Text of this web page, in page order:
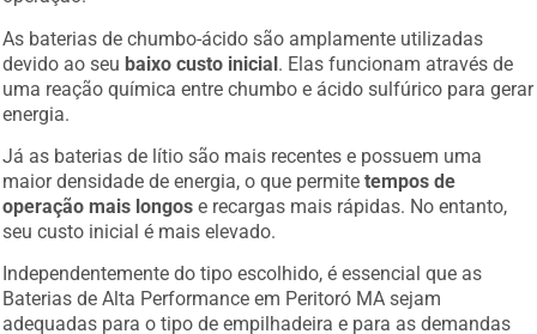
As baterias de chumbo-ácido são amplamente utilizadas
devido ao seu baixo custo inicial . Elas funcionam através de
uma reação química entre chumbo e ácido sulfúrico para gerar
energia.
Já as baterias de lítio são mais recentes e possuem uma
maior densidade de energia, o que permitetempos de
operação mais longos e recargas mais rápidas. No entanto,
seu custo inicial é mais elevado.
Independentemente do tipo escolhido, é essencial que as
Baterias de Alta Performance em Peritoró MA sejam
adequadas para o tipo de empilhadeira e para as demandas